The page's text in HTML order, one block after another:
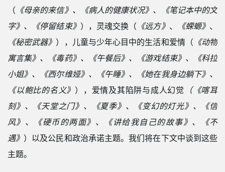
（ 《母亲的来信》、《病人的健康状况》、《笔记本中的文
字》、《停留结束》 ），灵魂交换（ 《远方》 、 《蝾螈》 、
《秘密武器》 ），儿童与少年心目中的生活和爱情（ 《动物
寓言集》、《毒药》、《午餐后》、《游戏结束》、《科拉
小姐》、《西尔维娅》、《午睡》、《她在我身边躺下》、
《以鲍比的名义》 ），爱情及其陷阱与成人幻觉 （《喀耳
刻》、《天堂之门》、《夏季》、《变幻的灯光》、《信
风》、《硬币的两面》、《讲给我自己的故事》、《不
遇》 ）以及公民和政治承诺主题。我们将在下文中谈到这些
主题。